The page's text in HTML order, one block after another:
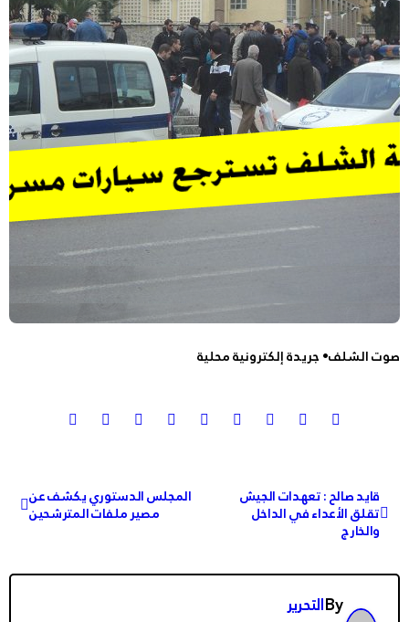
صوت الشلف• جريدة إلكترونية محلية
تصفّح
المقالات
قايد صالح : تعهدات الجيش
تقلق الأعداء في الداخل
والخارج
المجلس الدستوري يكشف عن
مصير ملفات المترشحين
Byالتحرير